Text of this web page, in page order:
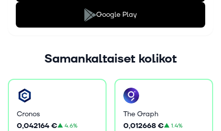
Google Play
Samankaltaiset kolikot
Cronos
0,042164 €▲4.6%
The Graph
0,012668 €▲1.4%